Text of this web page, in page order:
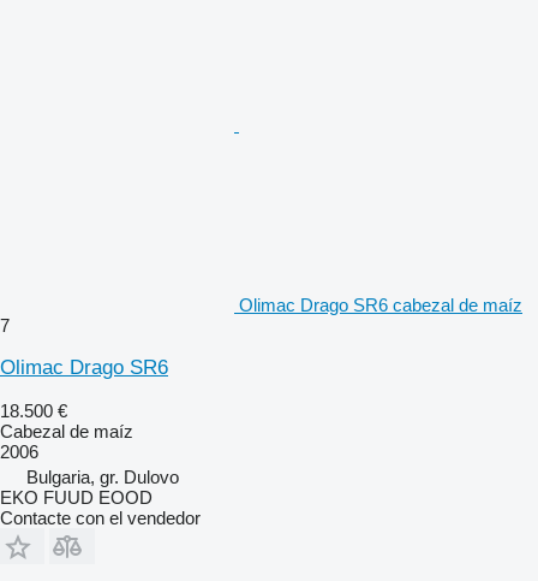
Olimac Drago SR6 cabezal de maíz
7
Olimac Drago SR6
18.500 €
Cabezal de maíz
2006
Bulgaria, gr. Dulovo
EKO FUUD EOOD
Contacte con el vendedor